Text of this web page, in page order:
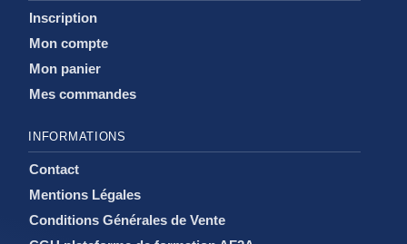
INFORMATIONS
Contact
Mentions Légales
Conditions Générales de Vente
Inscription
Mon compte
Mon panier
Mes commandes